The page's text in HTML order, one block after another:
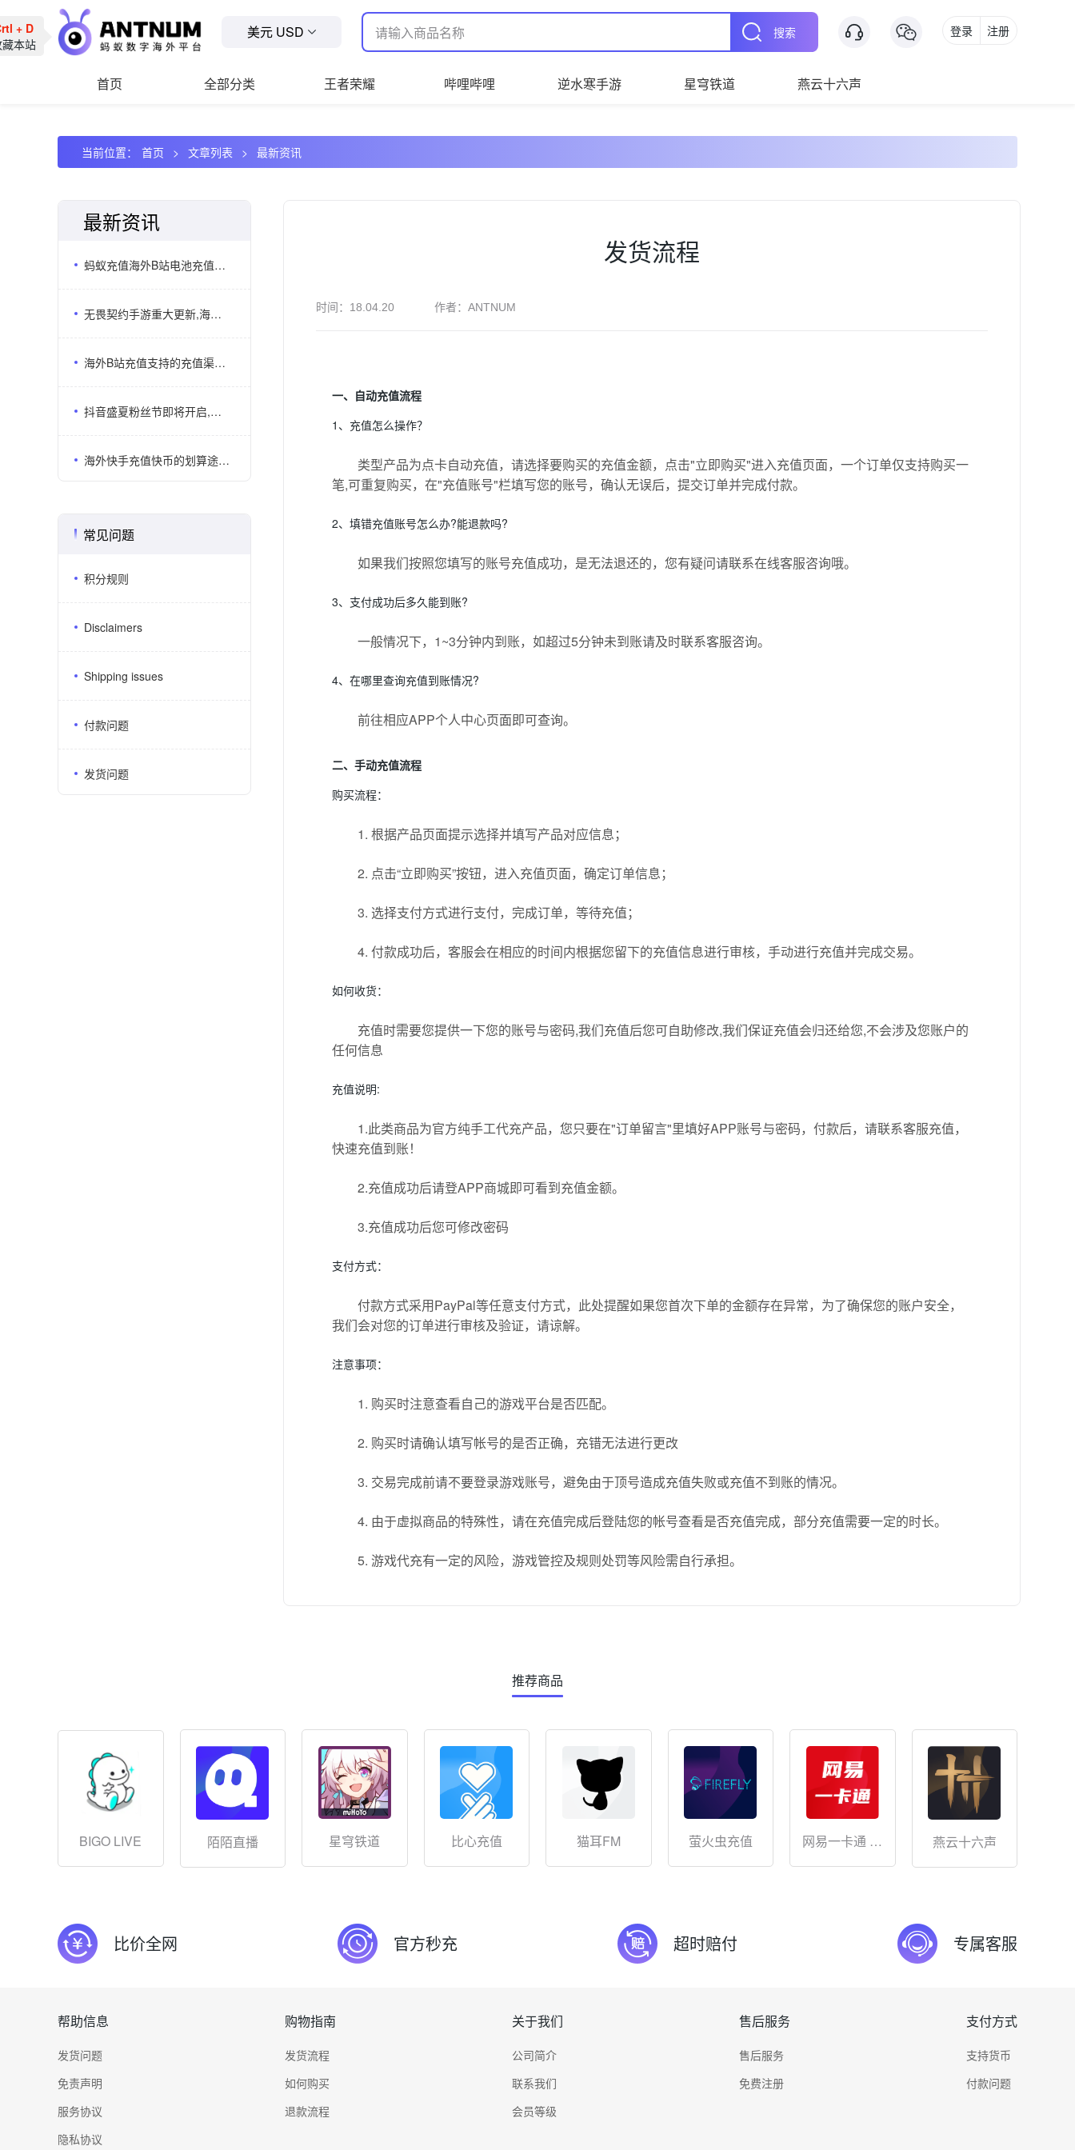
+ D
本站
美元 USD 搜索 登录 注册
首页 全部分类 王者荣耀 哔哩哔哩 逆水寒手游 星穹铁道 燕云十六声
当前位置： 首页 文章列表 最新资讯
最新资讯
蚂蚁充值海外B站电池充值支持UID直充还有多少用户不知道？
无畏契约手游重大更新,海外无畏契约代储选ANTNUM更划算
海外B站充值支持的充值渠道有哪些？哪几个平台比较靠谱？
抖音盛夏粉丝节即将开启,海外抖音充值划算平台推荐
海外快手充值快币的划算途径有哪些？海外充值平台推荐
常见问题
积分规则
Disclaimers
Shipping issues
付款问题
发货问题
发货流程
时间： 18.04.20 作者： ANTNUM
一、自动充值流程
1、充值怎么操作？
类型产品为点卡自动充值，请选择要购买的充值金额，点击"立即购买"进入充值页面，一个订单仅支持购买一
笔,可重复购买，在"充值账号"栏填写您的账号，确认无误后，提交订单并完成付款。
2、填错充值账号怎么办?能退款吗?
如果我们按照您填写的账号充值成功，是无法退还的，您有疑问请联系在线客服咨询哦。
3、支付成功后多久能到账?
一般情况下，1~3分钟内到账，如超过5分钟未到账请及时联系客服咨询。
4、在哪里查询充值到账情况?
前往相应APP个人中心页面即可查询。
二、手动充值流程
购买流程：
1. 根据产品页面提示选择并填写产品对应信息；
2. 点击“立即购买”按钮，进入充值页面，确定订单信息；
3. 选择支付方式进行支付，完成订单，等待充值；
4. 付款成功后，客服会在相应的时间内根据您留下的充值信息进行审核，手动进行充值并完成交易。
如何收货：
充值时需要您提供一下您的账号与密码,我们充值后您可自助修改,我们保证充值会归还给您,不会涉及您账户的
任何信息
充值说明:
1.此类商品为官方纯手工代充产品，您只要在"订单留言"里填好APP账号与密码，付款后，请联系客服充值，
快速充值到账！
2.充值成功后请登APP商城即可看到充值金额。
3.充值成功后您可修改密码
支付方式：
付款方式采用PayPal等任意支付方式，此处提醒如果您首次下单的金额存在异常，为了确保您的账户安全，
我们会对您的订单进行审核及验证，请谅解。
注意事项：
1. 购买时注意查看自己的游戏平台是否匹配。
2. 购买时请确认填写帐号的是否正确，充错无法进行更改
3. 交易完成前请不要登录游戏账号，避免由于顶号造成充值失败或充值不到账的情况。
4. 由于虚拟商品的特殊性，请在充值完成后登陆您的帐号查看是否充值完成，部分充值需要一定的时长。
5. 游戏代充有一定的风险，游戏管控及规则处罚等风险需自行承担。
推荐商品
BIGO LIVE 陌陌直播 星穹铁道 比心充值 猫耳FM 萤火虫充值
网易一卡通 储
燕云十六声
比价全网 官方秒充 超时赔付 专属客服
帮助信息
发货问题
免责声明
服务协议
隐私协议
购物指南
发货流程
如何购买
退款流程
关于我们
公司简介
联系我们
会员等级
售后服务
售后服务
免费注册
支付方式
支持货币
付款问题